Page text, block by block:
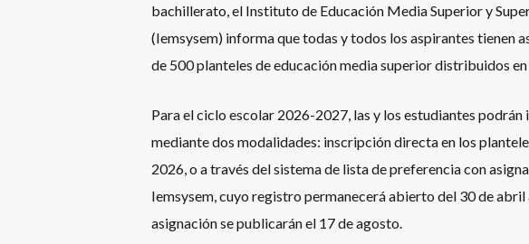
bachillerato, el Instituto de Educación Media Superior y
(Iemsysem) informa que todas y todos los aspirantes tienen
de 500 planteles de educación media superior distribuidos en
Para el ciclo escolar 2026-2027, las y los estudiantes podrán
mediante dos modalidades: inscripción directa en los
2026, o a través del sistema de lista de preferencia con
Iemsysem, cuyo registro permanecerá abierto del 30 de abril
asignación se publicarán el 17 de agosto.